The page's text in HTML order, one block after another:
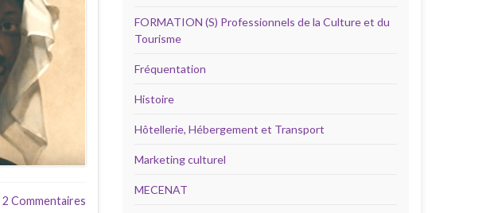
2 Commentaires
FORMATION (S) Professionnels de la Culture et du
Tourisme
Fréquentation
Histoire
Hôtellerie, Hébergement et Transport
Marketing culturel
MECENAT